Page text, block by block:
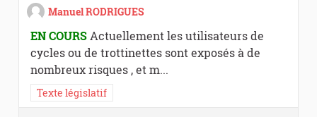
Manuel RODRIGUES
EN COURSActuellement les utilisateurs de
cycles ou de trottinettes sont exposés à de
nombreux risques , et m...
Texte législatif